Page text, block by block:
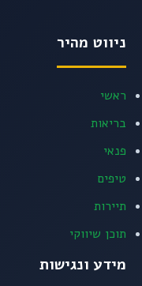
ניווט מהיר
ראשי
בריאות
פנאי
טיפים
תיירות
תוכן שיווקי
מידע ונגישות